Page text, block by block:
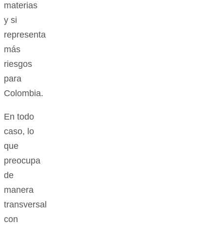
materias
y si
representa
más
riesgos
para
Colombia.
En todo
caso, lo
que
preocupa
de
manera
transversal
con